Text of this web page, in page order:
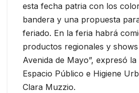
esta fecha patria con los
bandera y una propuesta
feriado. En la feria habrá
productos regionales y
Avenida de Mayo”, expresó la
Espacio Público e Higiene
Clara Muzzio.